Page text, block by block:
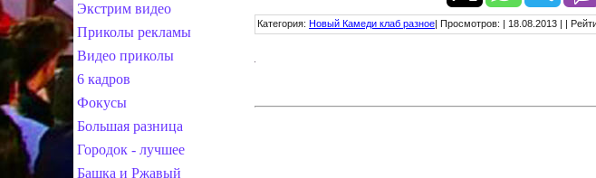
Экстрим видео
Приколы рекламы
Видео приколы
6 кадров
Фокусы
Большая разница
Городок - лучшее
Башка и Ржавый
Категория: Новый Камеди клаб разное| Просмотров: | 18.08.2013 | |